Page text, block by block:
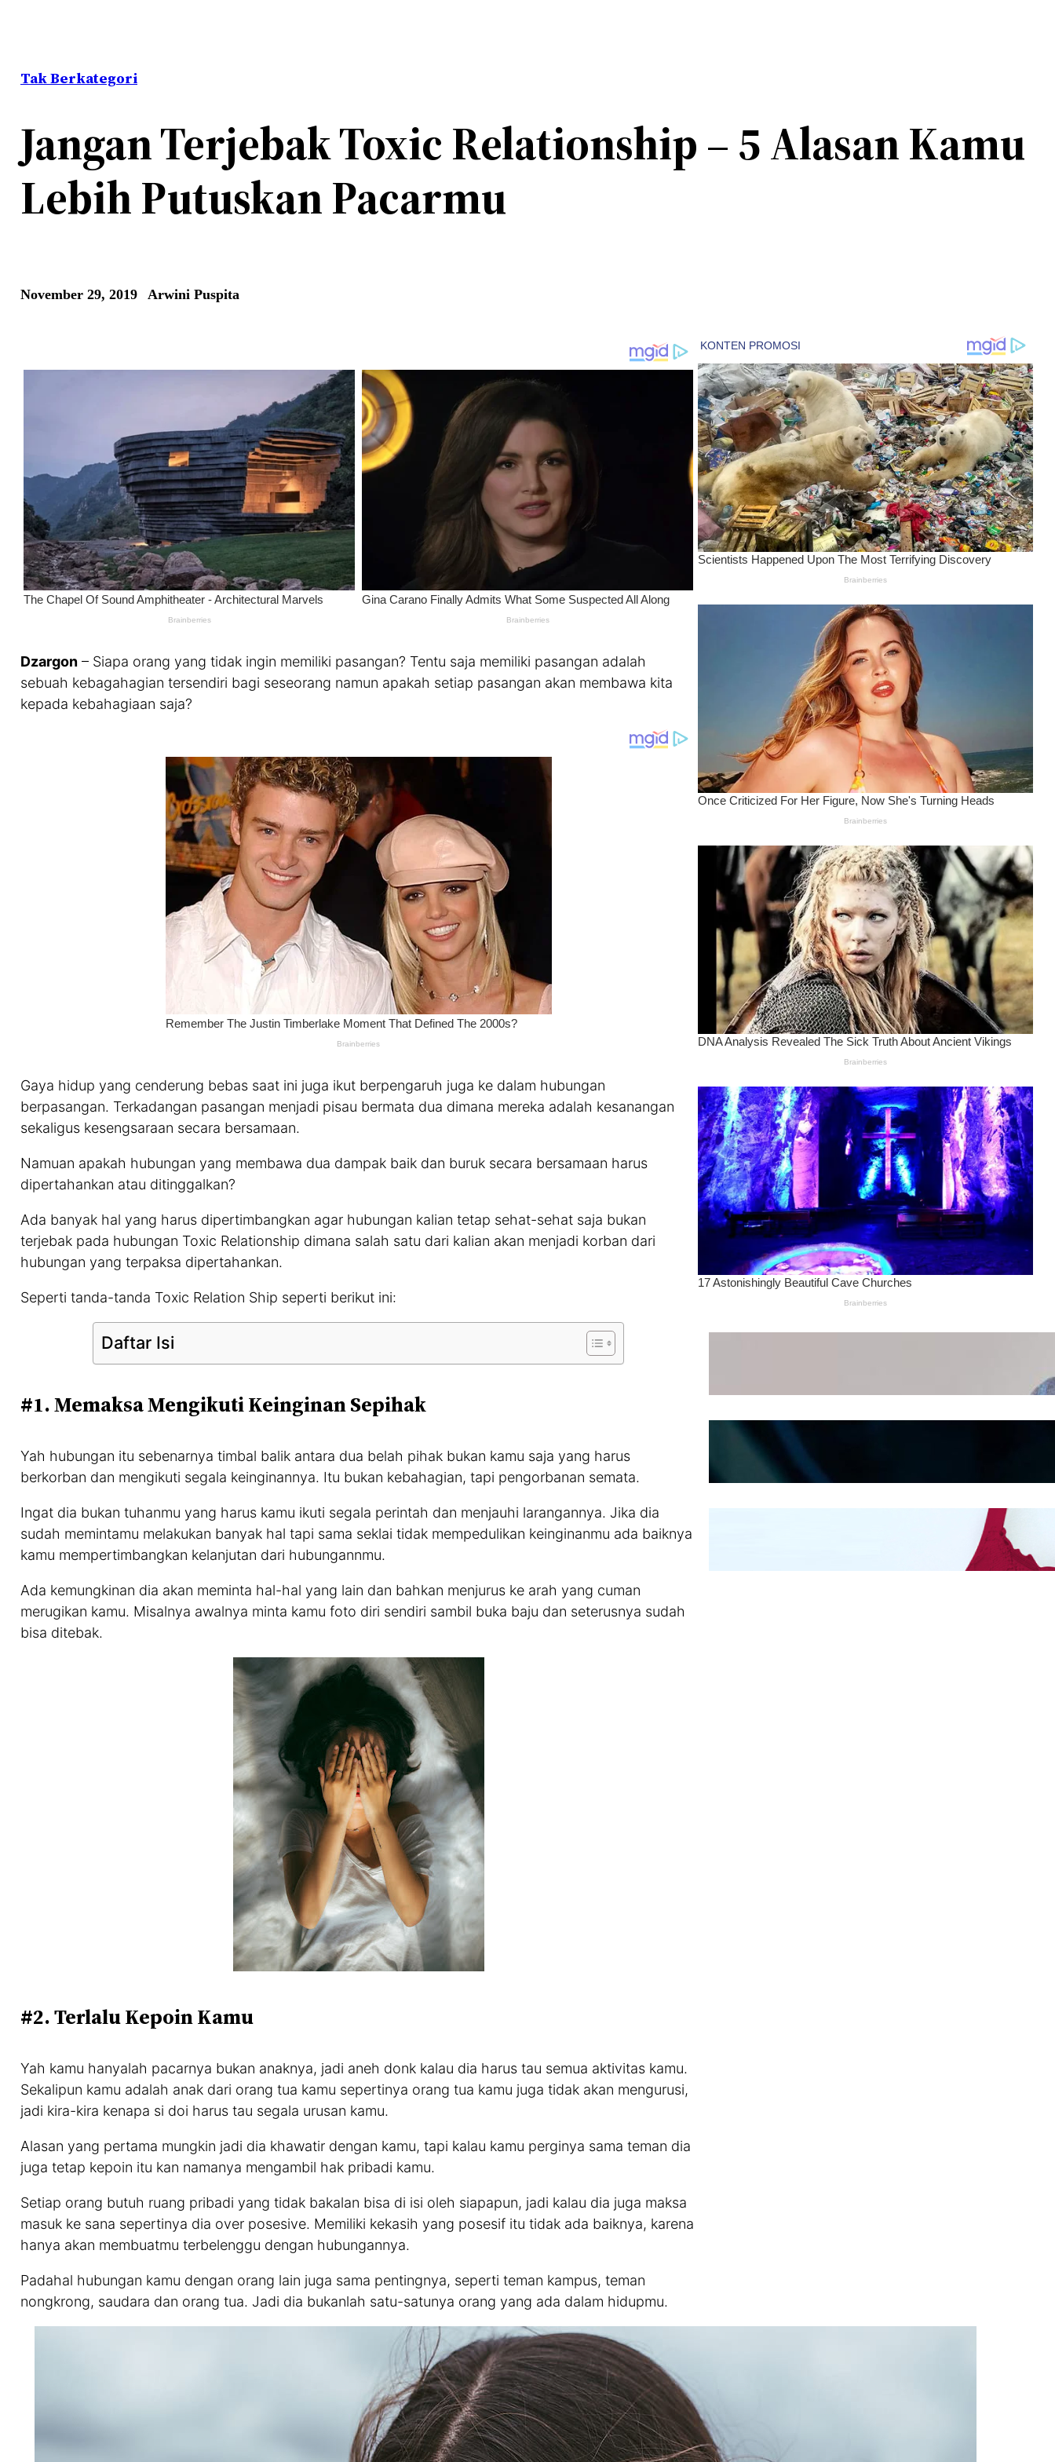
Tak Berkategori
Jangan Terjebak Toxic Relationship – 5 Alasan Kamu
Lebih Putuskan Pacarmu
November 29, 2019 Arwini Puspita
Dzargon – Siapa orang yang tidak ingin memiliki pasangan? Tentu saja memiliki pasangan adalah
sebuah kebagahagian tersendiri bagi seseorang namun apakah setiap pasangan akan membawa kita
kepada kebahagiaan saja?
Gaya hidup yang cenderung bebas saat ini juga ikut berpengaruh juga ke dalam hubungan
berpasangan. Terkadangan pasangan menjadi pisau bermata dua dimana mereka adalah kesanangan
sekaligus kesengsaraan secara bersamaan.
Namuan apakah hubungan yang membawa dua dampak baik dan buruk secara bersamaan harus
dipertahankan atau ditinggalkan?
Ada banyak hal yang harus dipertimbangkan agar hubungan kalian tetap sehat-sehat saja bukan
terjebak pada hubungan Toxic Relationship dimana salah satu dari kalian akan menjadi korban dari
hubungan yang terpaksa dipertahankan.
Seperti tanda-tanda Toxic Relation Ship seperti berikut ini:
Daftar Isi
#1. Memaksa Mengikuti Keinginan Sepihak
Yah hubungan itu sebenarnya timbal balik antara dua belah pihak bukan kamu saja yang harus
berkorban dan mengikuti segala keinginannya. Itu bukan kebahagian, tapi pengorbanan semata.
Ingat dia bukan tuhanmu yang harus kamu ikuti segala perintah dan menjauhi larangannya. Jika dia
sudah memintamu melakukan banyak hal tapi sama seklai tidak mempedulikan keinginanmu ada baiknya
kamu mempertimbangkan kelanjutan dari hubungannmu.
Ada kemungkinan dia akan meminta hal-hal yang lain dan bahkan menjurus ke arah yang cuman
merugikan kamu. Misalnya awalnya minta kamu foto diri sendiri sambil buka baju dan seterusnya sudah
bisa ditebak.
#2. Terlalu Kepoin Kamu
Yah kamu hanyalah pacarnya bukan anaknya, jadi aneh donk kalau dia harus tau semua aktivitas kamu.
Sekalipun kamu adalah anak dari orang tua kamu sepertinya orang tua kamu juga tidak akan mengurusi,
jadi kira-kira kenapa si doi harus tau segala urusan kamu.
Alasan yang pertama mungkin jadi dia khawatir dengan kamu, tapi kalau kamu perginya sama teman dia
juga tetap kepoin itu kan namanya mengambil hak pribadi kamu.
Setiap orang butuh ruang pribadi yang tidak bakalan bisa di isi oleh siapapun, jadi kalau dia juga maksa
masuk ke sana sepertinya dia over posesive. Memiliki kekasih yang posesif itu tidak ada baiknya, karena
hanya akan membuatmu terbelenggu dengan hubungannya.
Padahal hubungan kamu dengan orang lain juga sama pentingnya, seperti teman kampus, teman
nongkrong, saudara dan orang tua. Jadi dia bukanlah satu-satunya orang yang ada dalam hidupmu.
Wanita Pamer Pakaian
Kepribadian
Mengintip Kepribadian
Wanita Dari Warna Bra